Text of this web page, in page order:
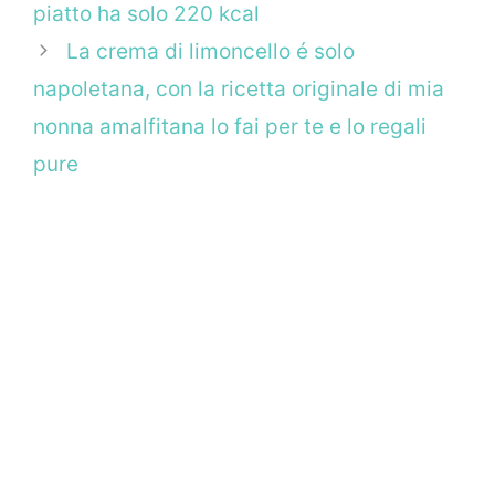
piatto ha solo 220 kcal
La crema di limoncello é solo
napoletana, con la ricetta originale di mia
nonna amalfitana lo fai per te e lo regali
pure